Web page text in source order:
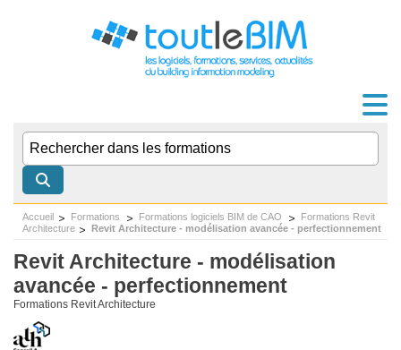
Accueil Formations Formations logiciels BIM de CAO
Formations Revit
Architecture
Revit Architecture - modélisation avancée - perfectionnement
Revit Architecture - modélisation
avancée - perfectionnement
Formations Revit Architecture